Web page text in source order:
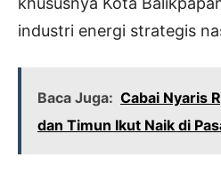
industri energi strategis
Baca Juga: Cabai Nyaris
dan Timun Ikut Naik di